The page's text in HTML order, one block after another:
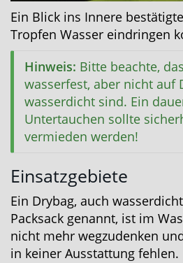
Ein Blick ins Innere
Tropfen Wasser eindringen
Hinweis: Bitte beachte,
wasserfest, aber nicht auf
wasserdicht sind. Ein
Untertauchen sollte
vermieden werden!
Einsatzgebiete
Ein Drybag, auch
Packsack genannt, ist im
nicht mehr wegzudenken
in keiner Ausstattung fehlen.